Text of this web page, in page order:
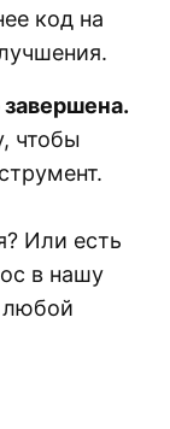
код на
чтобы
Или есть
в нашу